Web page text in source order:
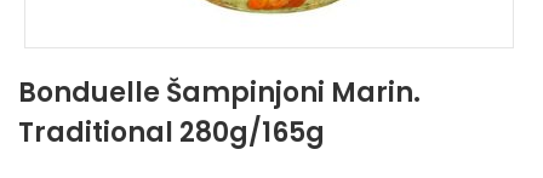
Bonduelle Šampinjoni Marin.
Traditional 280g/165g